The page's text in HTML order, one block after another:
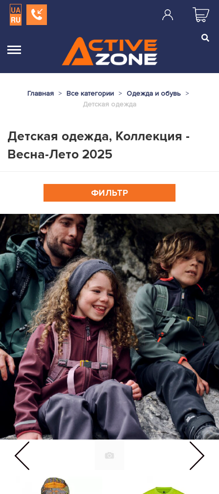
UA
RU
Главная Все категории
Одежда и обувь
Детская одежда
Детская одежда, Коллекция -
Весна-Лето 2025
ФИЛЬТР